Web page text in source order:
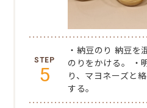
5
・納豆のり 納豆を
のりをかける。
・
り、マヨネーズと
する。